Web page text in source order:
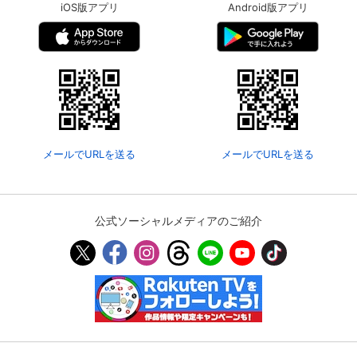
iOS版アプリ
メールでURLを送る
Android版アプリ
メールでURLを送る
公式ソーシャルメディアのご紹介